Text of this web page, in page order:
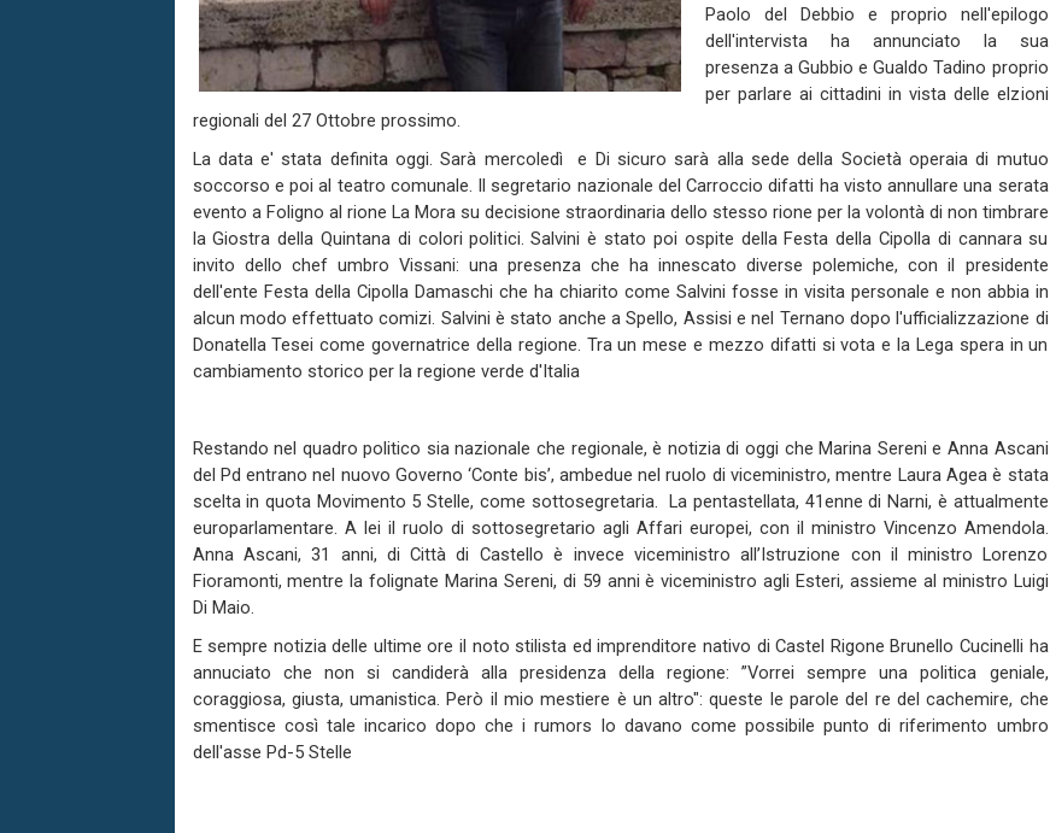
Paolo del Debbio e proprio nell'epilogo
dell'intervista ha annunciato la sua
presenza a Gubbio e Gualdo Tadino proprio
per parlare ai cittadini in vista delle elzioni
regionali del 27 Ottobre prossimo.
La data e' stata definita oggi. Sarà mercoledì e Di sicuro sarà alla sede della Società operaia di mutuo
soccorso e poi al teatro comunale. Il segretario nazionale del Carroccio difatti ha visto annullare una serata
evento a Foligno al rione La Mora su decisione straordinaria dello stesso rione per la volontà di non timbrare
la Giostra della Quintana di colori politici. Salvini è stato poi ospite della Festa della Cipolla di cannara su
invito dello chef umbro Vissani: una presenza che ha innescato diverse polemiche, con il presidente
dell'ente Festa della Cipolla Damaschi che ha chiarito come Salvini fosse in visita personale e non abbia in
alcun modo effettuato comizi. Salvini è stato anche a Spello, Assisi e nel Ternano dopo l'ufficializzazione di
Donatella Tesei come governatrice della regione. Tra un mese e mezzo difatti si vota e la Lega spera in un
cambiamento storico per la regione verde d'Italia
Restando nel quadro politico sia nazionale che regionale, è notizia di oggi che Marina Sereni e Anna Ascani
del Pd entrano nel nuovo Governo ‘Conte bis’, ambedue nel ruolo di viceministro, mentre Laura Agea è stata
scelta in quota Movimento 5 Stelle, come sottosegretaria. La pentastellata, 41enne di Narni, è attualmente
europarlamentare. A lei il ruolo di sottosegretario agli Affari europei, con il ministro Vincenzo Amendola.
Anna Ascani, 31 anni, di Città di Castello è invece viceministro all’Istruzione con il ministro Lorenzo
Fioramonti, mentre la folignate Marina Sereni, di 59 anni è viceministro agli Esteri, assieme al ministro Luigi
Di Maio.
E sempre notizia delle ultime ore il noto stilista ed imprenditore nativo di Castel Rigone Brunello Cucinelli ha
annuciato che non si candiderà alla presidenza della regione: ”Vorrei sempre una politica geniale,
coraggiosa, giusta, umanistica. Però il mio mestiere è un altro": queste le parole del re del cachemire, che
smentisce così tale incarico dopo che i rumors lo davano come possibile punto di riferimento umbro
dell'asse Pd-5 Stelle